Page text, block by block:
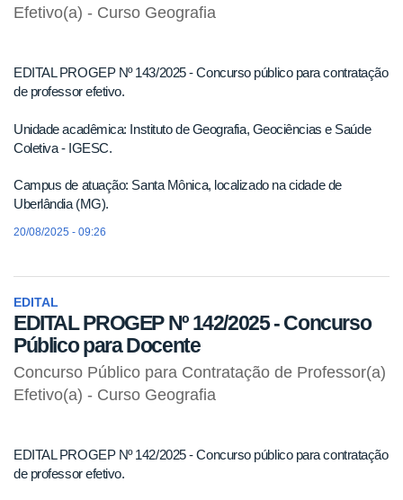
Efetivo(a) - Curso Geografia
EDITAL PROGEP Nº 143/2025 - Concurso público para contratação
de professor efetivo.
Unidade acadêmica: Instituto de Geografia, Geociências e Saúde
Coletiva - IGESC.
Campus de atuação: Santa Mônica, localizado na cidade de
Uberlândia (MG).
20/08/2025 - 09:26
EDITAL
EDITAL PROGEP Nº 142/2025 - Concurso
Público para Docente
Concurso Público para Contratação de Professor(a)
Efetivo(a) - Curso Geografia
EDITAL PROGEP Nº 142/2025 - Concurso público para contratação
de professor efetivo.